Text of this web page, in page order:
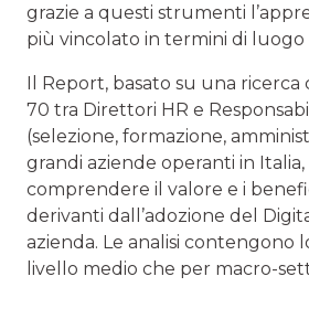
grazie a questi strumenti
più vincolato in termini di luogo
Il Report, basato su una ricerca
70 tra Direttori HR e
(selezione, formazione,
grandi aziende operanti in Italia,
comprendere il valore e i
derivanti dall’adozione del
azienda. Le analisi contengono
livello medio che per macro-